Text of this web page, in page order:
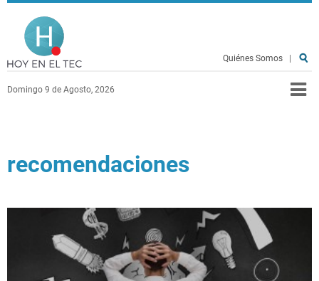
Pasar al contenido principal
Domingo 9 de Agosto, 2026
Quiénes Somos
recomendaciones